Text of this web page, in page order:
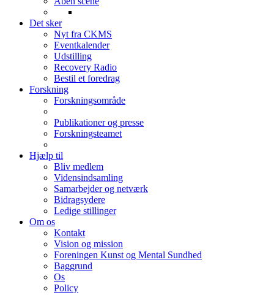
Det sker
Nyt fra CKMS
Eventkalender
Udstilling
Recovery Radio
Bestil et foredrag
Forskning
Forskningsområde
Publikationer og presse
Forskningsteamet
Hjælp til
Bliv medlem
Vidensindsamling
Samarbejder og netværk
Bidragsydere
Ledige stillinger
Om os
Kontakt
Vision og mission
Foreningen Kunst og Mental Sundhed
Baggrund
Os
Policy